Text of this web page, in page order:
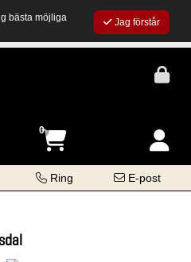
bästa möjliga
Jag förstår
0
Ring E-post